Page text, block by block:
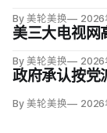
By 美轮美换 2026
美三大电视网
By 美轮美换 2026
政府承认按党
By 美轮美换 2026